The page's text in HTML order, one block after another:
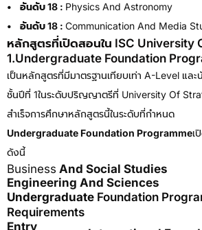
• อันดับ 18 : Physics And Astronomy
• อันดับ 18 : Communication And Media
หลักสูตรที่เปิดสอนใน ISC University
1.Undergraduate Foundation
เป็นหลักสูตรที่มีมาตรฐานเทียบเท่า A-Level และ
ชั้นปีที่ 1ในระดับปริญญาตรีที่ University Of
สำเร็จการศึกษาหลักสูตรนี้ในระดับที่กำหนด
Undergraduate Foundation Programmeเ
ดังนี้
Business And Social Studies
Engineering And Sciences
Undergraduate Foundation
Requirements
Entry